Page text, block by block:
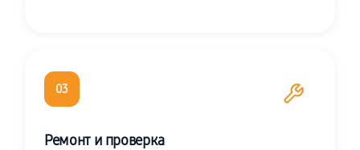
03
Ремонт и проверка